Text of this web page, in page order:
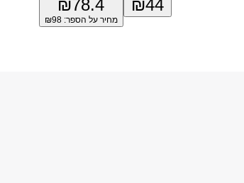
₪44
₪78.4
מחיר על הספר: ₪98